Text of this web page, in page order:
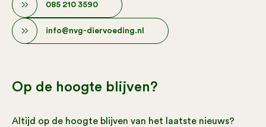
085 210 3590
info@nvg-diervoeding.nl
Op de hoogte blijven?
Altijd op de hoogte blijven van het laatste nieuws?